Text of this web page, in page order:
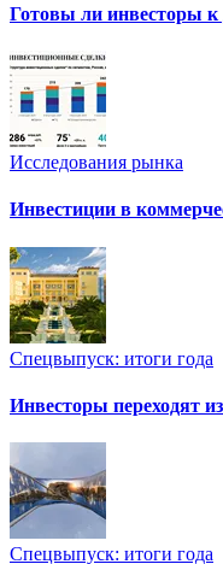
Готовы ли инвесторы
Исследования рынка
Инвестиции в
Спецвыпуск: итоги года
Инвесторы переходят
Спецвыпуск: итоги года